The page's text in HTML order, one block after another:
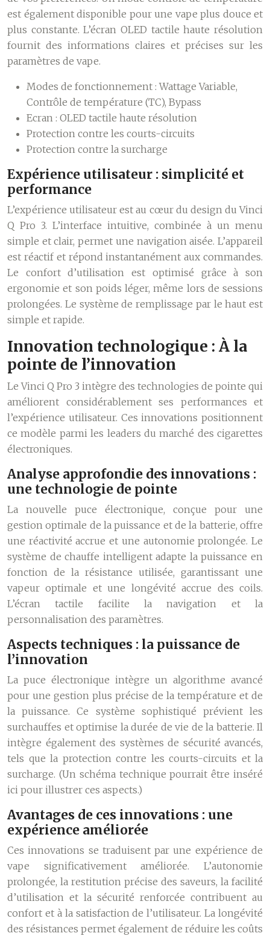
est également disponible pour une vape plus douce et
plus constante. L’écran OLED tactile haute résolution
fournit des informations claires et précises sur les
paramètres de vape.
Modes de fonctionnement : Wattage Variable,
Contrôle de température (TC), Bypass
Ecran : OLED tactile haute résolution
Protection contre les courts-circuits
Protection contre la surcharge
Expérience utilisateur : simplicité et
performance
L’expérience utilisateur est au cœur du design du Vinci
Q Pro 3. L’interface intuitive, combinée à un menu
simple et clair, permet une navigation aisée. L’appareil
est réactif et répond instantanément aux commandes.
Le confort d’utilisation est optimisé grâce à son
ergonomie et son poids léger, même lors de sessions
prolongées. Le système de remplissage par le haut est
simple et rapide.
Innovation technologique : À la
pointe de l’innovation
Le Vinci Q Pro 3 intègre des technologies de pointe qui
améliorent considérablement ses performances et
l’expérience utilisateur. Ces innovations positionnent
ce modèle parmi les leaders du marché des cigarettes
électroniques.
Analyse approfondie des innovations :
une technologie de pointe
La nouvelle puce électronique, conçue pour une
gestion optimale de la puissance et de la batterie, offre
une réactivité accrue et une autonomie prolongée. Le
système de chauffe intelligent adapte la puissance en
fonction de la résistance utilisée, garantissant une
vapeur optimale et une longévité accrue des coils.
L’écran tactile facilite la navigation et la
personnalisation des paramètres.
Aspects techniques : la puissance de
l’innovation
La puce électronique intègre un algorithme avancé
pour une gestion plus précise de la température et de
la puissance. Ce système sophistiqué prévient les
surchauffes et optimise la durée de vie de la batterie. Il
intègre également des systèmes de sécurité avancés,
tels que la protection contre les courts-circuits et la
surcharge. (Un schéma technique pourrait être inséré
ici pour illustrer ces aspects.)
Avantages de ces innovations : une
expérience améliorée
Ces innovations se traduisent par une expérience de
vape significativement améliorée. L’autonomie
prolongée, la restitution précise des saveurs, la facilité
d’utilisation et la sécurité renforcée contribuent au
confort et à la satisfaction de l’utilisateur. La longévité
des résistances permet également de réduire les coûts